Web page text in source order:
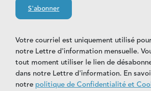
S'abonner
Votre courriel est uniquement utilisé
notre Lettre d'information mensuelle.
tout moment utiliser le lien de
dans notre Lettre d'information. En
notre politique de Confidentialité et